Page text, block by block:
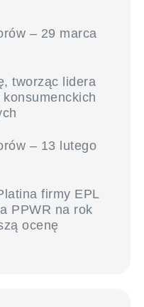
– 29 marca
tworząc lidera
– 13 lutego
firmy EPL
PPWR na rok
ocenę